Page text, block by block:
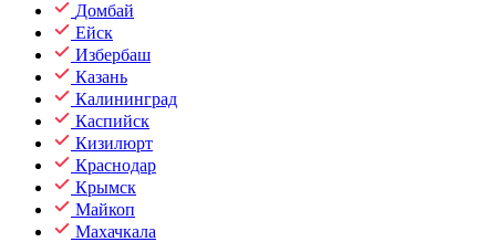
Домбай
Ейск
Избербаш
Казань
Калининград
Каспийск
Кизилюрт
Краснодар
Крымск
Майкоп
Махачкала